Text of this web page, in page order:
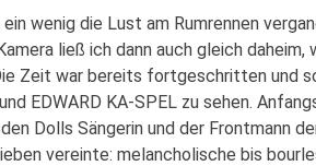
wenig die Lust am Rumrennen
ließ ich dann auch gleich
Zeit war bereits fortgeschritten und
EDWARD KA-SPEL zu sehen.
Dolls Sängerin und der Frontmann
vereinte: melancholische bis